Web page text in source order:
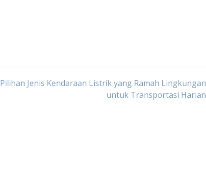
Pilihan Jenis Kendaraan Listrik yang Ramah Lingkungan
untuk Transportasi Harian